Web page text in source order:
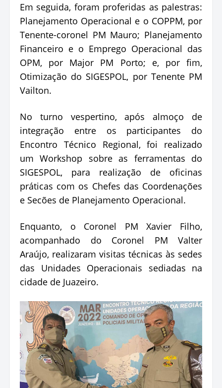
Em seguida, foram proferidas as palestras:
Planejamento Operacional e o COPPM, por
Tenente-coronel PM Mauro; Planejamento
Financeiro e o Emprego Operacional das
OPM, por Major PM Porto; e, por fim,
Otimização do SIGESPOL, por Tenente PM
Vailton.
No turno vespertino, após almoço de
integração entre os participantes do
Encontro Técnico Regional, foi realizado
um Workshop sobre as ferramentas do
SIGESPOL, para realização de oficinas
práticas com os Chefes das Coordenações
e Secões de Planejamento Operacional.
Enquanto, o Coronel PM Xavier Filho,
acompanhado do Coronel PM Valter
Araújo, realizaram visitas técnicas às sedes
das Unidades Operacionais sediadas na
cidade de Juazeiro.